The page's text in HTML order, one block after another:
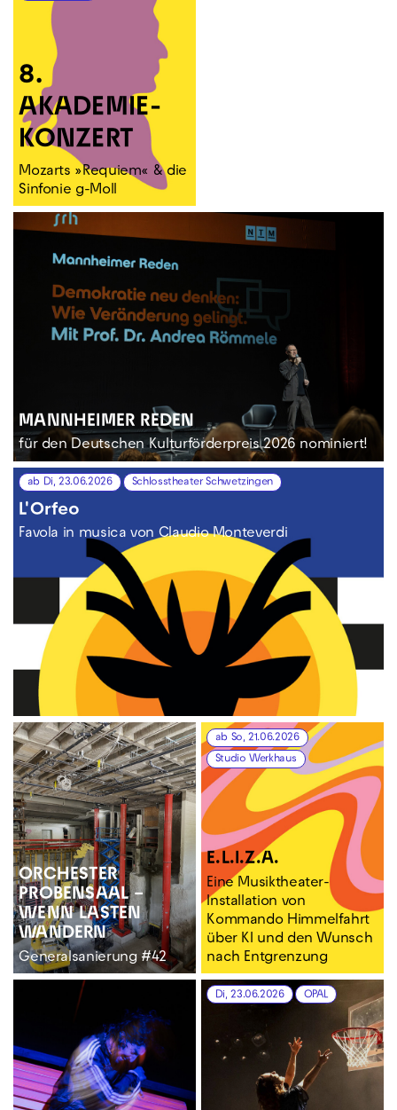
8.
AKADEMIE­
KONZERT
Mozarts »Requiem« & die
Sinfonie g-Moll
MANNHEIMER REDEN
für den Deutschen Kulturförderpreis 2026 nominiert!
ab Di, 23.06.2026 Schlosstheater Schwetzingen
L'Orfeo
Favola in musica von Claudio Monteverdi
ORCHESTER
PROBENSAAL –
WENN LASTEN
WANDERN
Generalsanierung #42
ab So, 21.06.2026
Studio Werkhaus
E.L.I.Z.A.
Eine Musiktheater-
Installation von
Kommando Himmelfahrt
über KI und den Wunsch
nach Entgrenzung
Di, 23.06.2026 OPAL